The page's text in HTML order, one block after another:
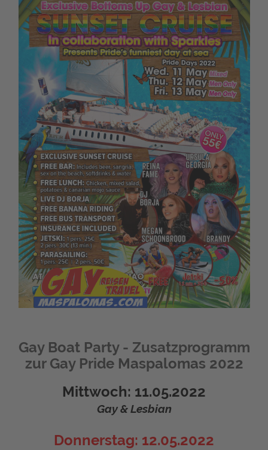
Gay Boat Party - Zusatzprogramm
zur Gay Pride Maspalomas 2022
Mittwoch: 11.05.2022
Gay & Lesbian
Donnerstag: 12.05.2022